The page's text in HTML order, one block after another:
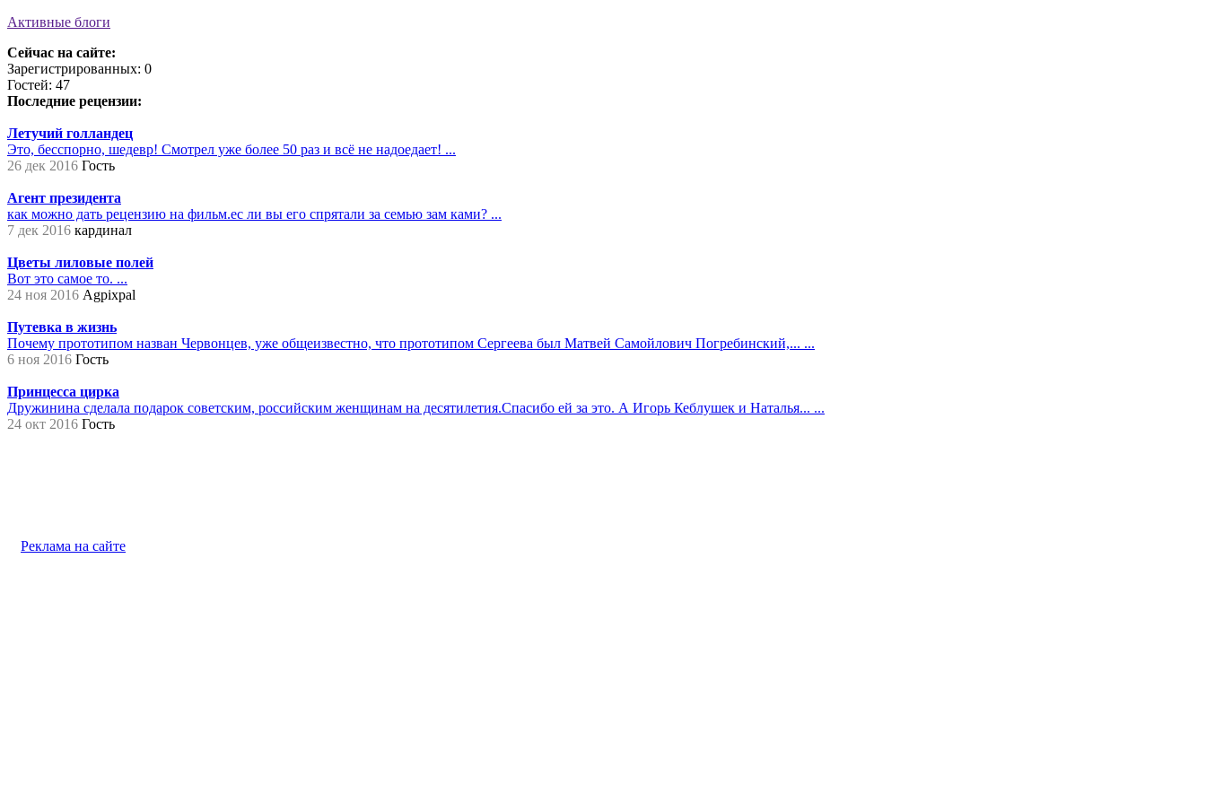
Активные блоги
Сейчас на сайте:
Зарегистрированных: 0
Гостей: 47
Последние рецензии:
Летучий голландец
Это, бесспорно, шедевр! Смотрел уже более 50 раз и всё не надоедает! ...
26 дек 2016 Гость
Агент президента
как можно дать рецензию на фильм.ес ли вы его спрятали за семью зам ками? ...
7 дек 2016 кардинал
Цветы лиловые полей
Вот это самое то. ...
24 ноя 2016 Agpixpal
Путевка в жизнь
Почему прототипом назван Червонцев, уже общеизвестно, что прототипом Сергеева был Матвей Самойлович Погребинский,... ...
6 ноя 2016 Гость
Принцесса цирка
Дружинина сделала подарок советским, российским женщинам на десятилетия.Спасибо ей за это. А Игорь Кеблушек и Наталья... ...
24 окт 2016 Гость
Реклама на сайте